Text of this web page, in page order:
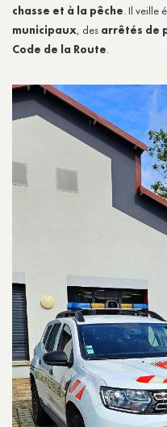
chasse et à la pêche. Il veille
municipaux, des arrêtés de
Code de la Route.